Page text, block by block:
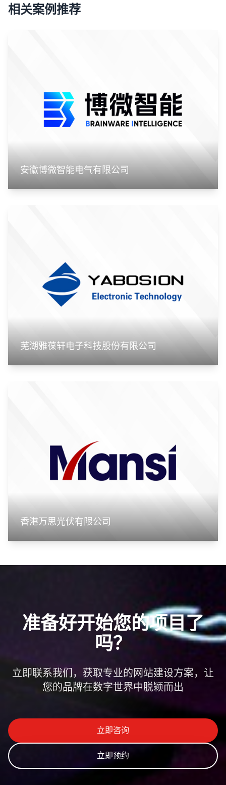
相关案例推荐
安徽博微智能电气有限公司
芜湖雅葆轩电子科技股份有限公司
香港万思光伏有限公司
准备好开始您的项目了
吗？
立即联系我们，获取专业的网站建设方案，让
您的品牌在数字世界中脱颖而出
立即咨询
立即预约